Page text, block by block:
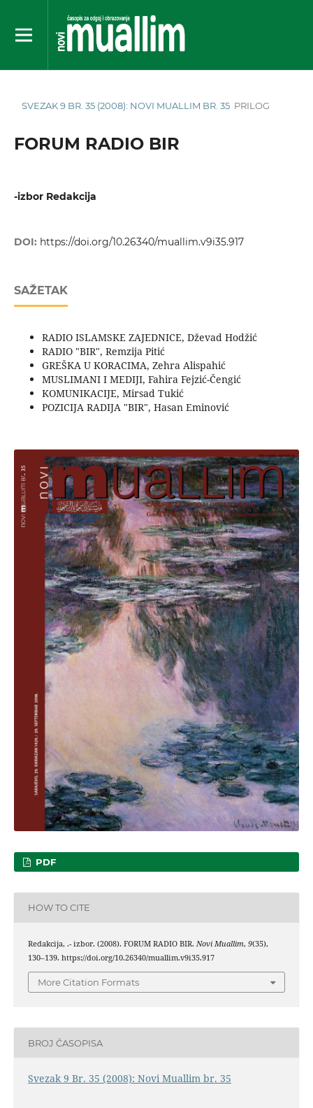
SVEZAK 9 BR. 35 (2008): NOVI MUALLIM BR. 35 PRILOG
FORUM RADIO BIR
-izbor Redakcija
DOI: https://doi.org/10.26340/muallim.v9i35.917
SAŽETAK
RADIO ISLAMSKE ZAJEDNICE, Dževad Hodžić
RADIO "BIR", Remzija Pitić
GREŠKA U KORACIMA, Zehra Alispahić
MUSLIMANI I MEDIJI, Fahira Fejzić-Čengić
KOMUNIKACIJE, Mirsad Tukić
POZICIJA RADIJA "BIR", Hasan Eminović
PDF
HOW TO CITE
Redakcija, .- izbor. (2008). FORUM RADIO BIR. Novi Muallim, 9(35),
130–139. https://doi.org/10.26340/muallim.v9i35.917
More Citation Formats
BROJ ČASOPISA
Svezak 9 Br. 35 (2008): Novi Muallim br. 35